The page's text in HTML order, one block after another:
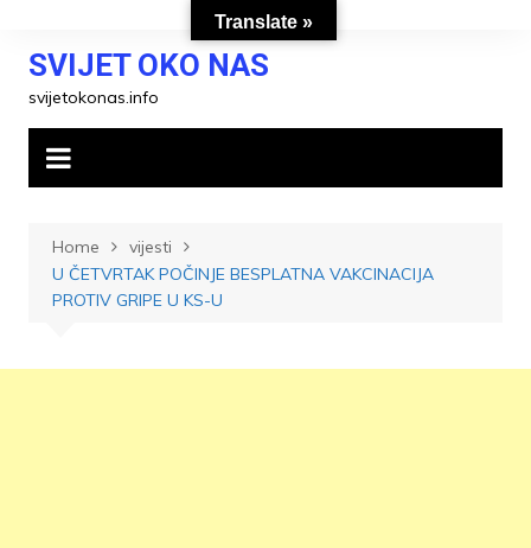
contentSVIJET OKO NAS
svijetokonas.info
Home
vijesti
U ČETVRTAK POČINJE BESPLATNA VAKCINACIJA
PROTIV GRIPE U KS-U
Translate »